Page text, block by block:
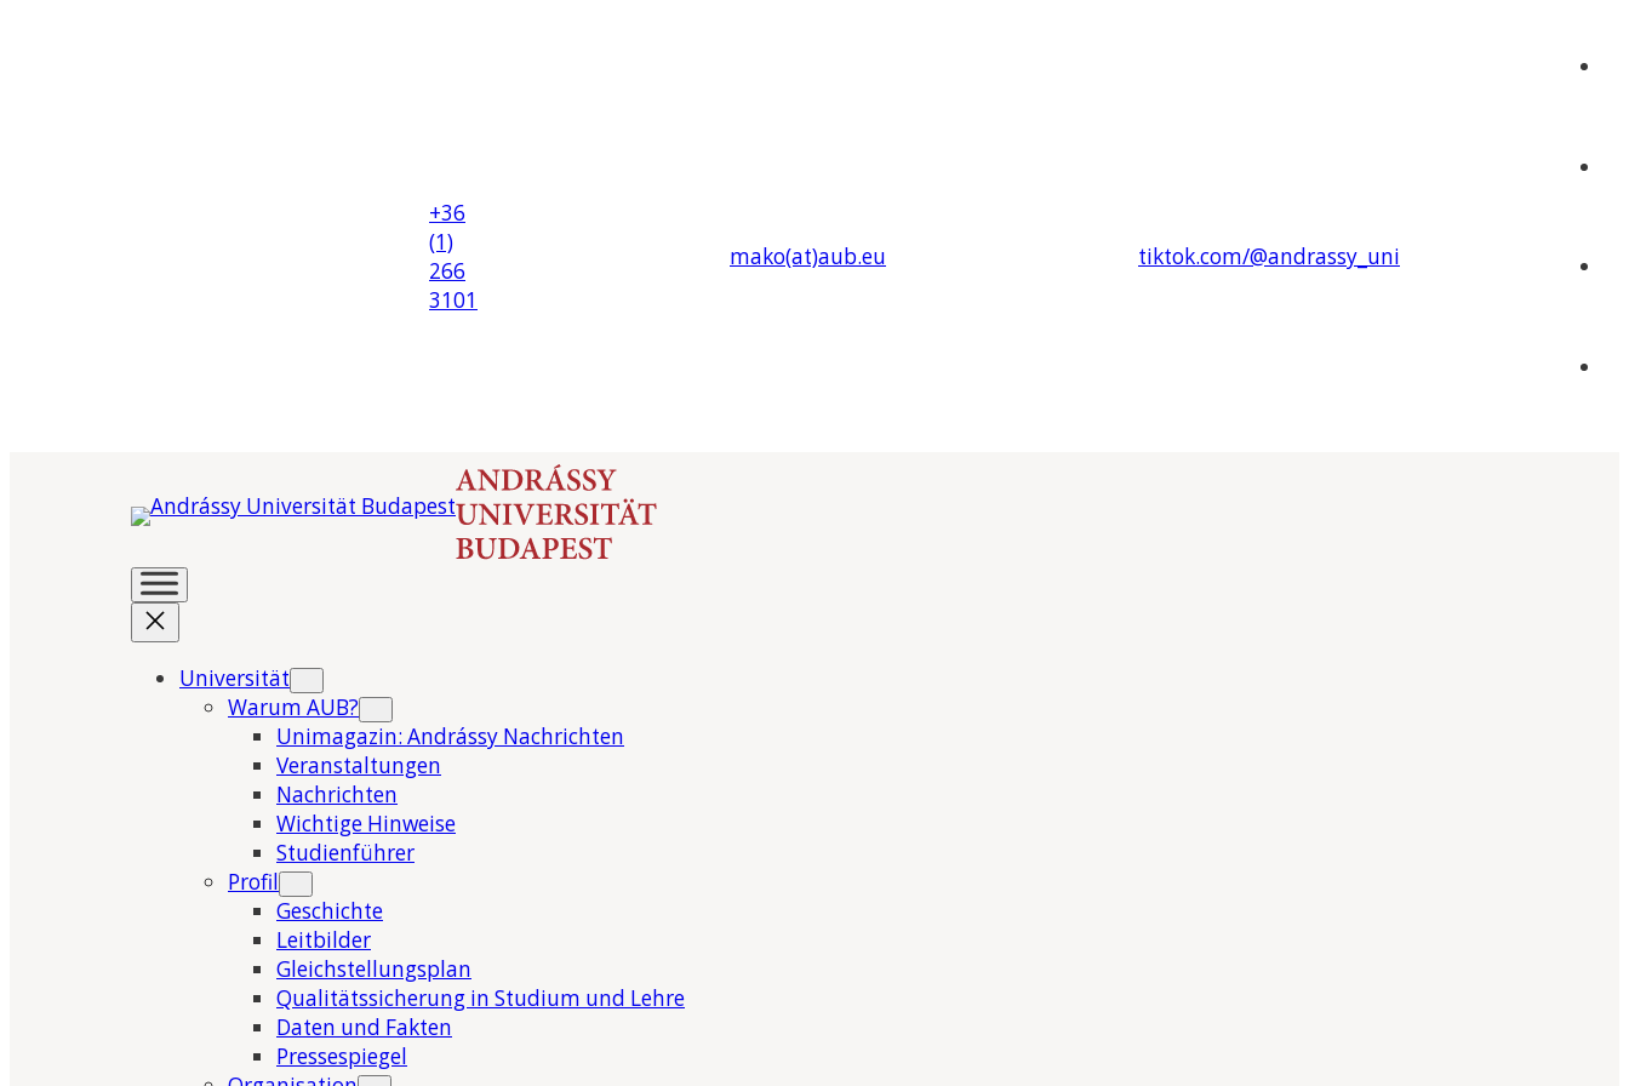
+36
(1)
266
3101
mako(at)aub.eu tiktok.com/@andrassy_uni
Universität
Warum AUB?
Unimagazin: Andrássy Nachrichten
Veranstaltungen
Nachrichten
Wichtige Hinweise
Studienführer
Profil
Geschichte
Leitbilder
Gleichstellungsplan
Qualitätssicherung in Studium und Lehre
Daten und Fakten
Pressespiegel